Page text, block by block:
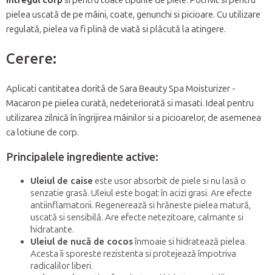
pielea uscată de pe mâini, coate, genunchi si picioare. Cu utilizare
regulată, pielea va fi plină de viată si plăcută la atingere.
Cerere:
Aplicati cantitatea dorită de Sara Beauty Spa Moisturizer -
Macaron pe pielea curată, nedeteriorată si masati. Ideal pentru
utilizarea zilnică în îngrijirea mâinilor si a picioarelor, de asemenea
ca lotiune de corp.
Principalele ingrediente active:
Uleiul de caise este usor absorbit de piele si nu lasă o
senzatie grasă. Uleiul este bogat în acizi grasi. Are efecte
antiinflamatorii. Regenerează si hrăneste pielea matură,
uscată si sensibilă. Are efecte netezitoare, calmante si
hidratante.
Uleiul de nucă de cocosînmoaie si hidratează pielea.
Acesta îi sporeste rezistenta si protejează împotriva
radicalilor liberi.